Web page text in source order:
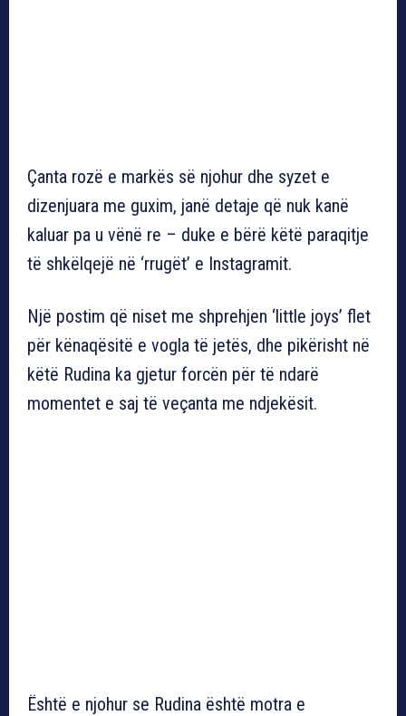
Çanta rozë e markës së njohur dhe syzet e
dizenjuara me guxim, janë detaje që nuk kanë
kaluar pa u vënë re – duke e bërë këtë paraqitje
të shkëlqejë në ‘rrugët’ e Instagramit.
Një postim që niset me shprehjen ‘little joys’ flet
për kënaqësitë e vogla të jetës, dhe pikërisht në
këtë Rudina ka gjetur forcën për të ndarë
momentet e saj të veçanta me ndjekësit.
Është e njohur se Rudina është motra e